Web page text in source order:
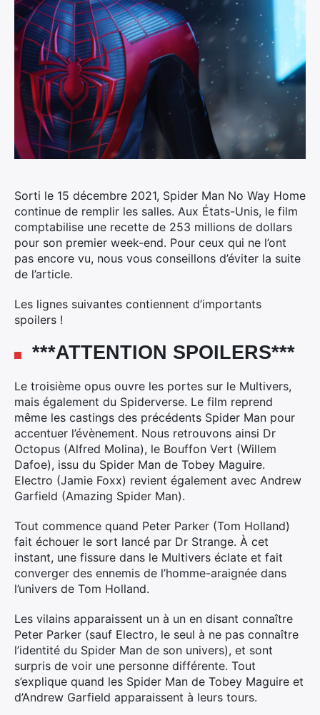
Sorti le 15 décembre 2021, Spider Man No Way Home
continue de remplir les salles. Aux États-Unis, le film
comptabilise une recette de 253 millions de dollars
pour son premier week-end. Pour ceux qui ne l’ont
pas encore vu, nous vous conseillons d’éviter la suite
de l’article.
Les lignes suivantes contiennent d’importants
spoilers !
***ATTENTION SPOILERS***
Le troisième opus ouvre les portes sur le Multivers,
mais également du Spiderverse. Le film reprend
même les castings des précédents Spider Man pour
accentuer l’évènement. Nous retrouvons ainsi Dr
Octopus (Alfred Molina), le Bouffon Vert (Willem
Dafoe), issu du Spider Man de Tobey Maguire.
Electro (Jamie Foxx) revient également avec Andrew
Garfield (Amazing Spider Man).
Tout commence quand Peter Parker (Tom Holland)
fait échouer le sort lancé par Dr Strange. À cet
instant, une fissure dans le Multivers éclate et fait
converger des ennemis de l’homme-araignée dans
l’univers de Tom Holland.
Les vilains apparaissent un à un en disant connaître
Peter Parker (sauf Electro, le seul à ne pas connaître
l’identité du Spider Man de son univers), et sont
surpris de voir une personne différente. Tout
s’explique quand les Spider Man de Tobey Maguire et
d’Andrew Garfield apparaissent à leurs tours.